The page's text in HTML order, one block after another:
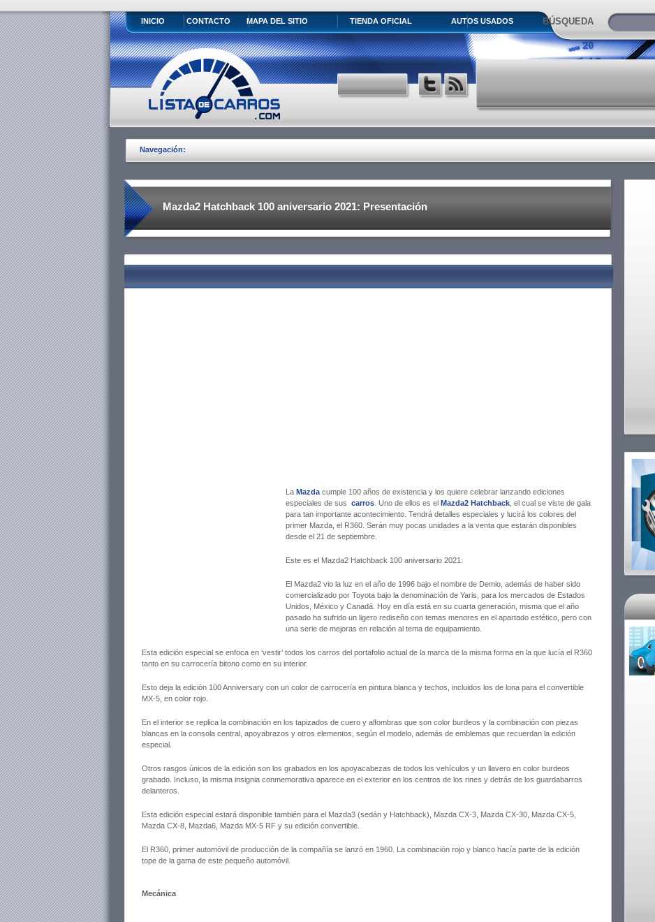
INICIO CONTACTO MAPA DEL SITIO TIENDA OFICIAL AUTOS USADOS BÚSQUEDA
Navegación:
Mazda2 Hatchback 100 aniversario 2021: Presentación
La Mazda cumple 100 años de existencia y los quiere celebrar lanzando ediciones
especiales de sus carros . Uno de ellos es el Mazda2 Hatchback , el cual se viste de gala
para tan importante acontecimiento. Tendrá detalles especiales y lucirá los colores del
primer Mazda, el R360. Serán muy pocas unidades a la venta que estarán disponibles
desde el 21 de septiembre.
Este es el Mazda2 Hatchback 100 aniversario 2021:
El Mazda2 vio la luz en el año de 1996 bajo el nombre de Demio, además de haber sido
comercializado por Toyota bajo la denominación de Yaris, para los mercados de Estados
Unidos, México y Canadá. Hoy en día está en su cuarta generación, misma que el año
pasado ha sufrido un ligero rediseño con temas menores en el apartado estético, pero con
una serie de mejoras en relación al tema de equipamiento.
Esta edición especial se enfoca en ‘vestir’ todos los carros del portafolio actual de la marca de la misma forma en la que lucía el R360
tanto en su carrocería bitono como en su interior.
Esto deja la edición 100 Anniversary con un color de carrocería en pintura blanca y techos, incluidos los de lona para el convertible
MX-5, en color rojo.
En el interior se replica la combinación en los tapizados de cuero y alfombras que son color burdeos y la combinación con piezas
blancas en la consola central, apoyabrazos y otros elementos, según el modelo, además de emblemas que recuerdan la edición
especial.
Otros rasgos únicos de la edición son los grabados en los apoyacabezas de todos los vehículos y un llavero en color burdeos
grabado. Incluso, la misma insignia conmemorativa aparece en el exterior en los centros de los rines y detrás de los guardabarros
delanteros.
Esta edición especial estará disponible también para el Mazda3 (sedán y Hatchback), Mazda CX-3, Mazda CX-30, Mazda CX-5,
Mazda CX-8, Mazda6, Mazda MX-5 RF y su edición convertible.
El R360, primer automóvil de producción de la compañía se lanzó en 1960. La combinación rojo y blanco hacía parte de la edición
tope de la gama de este pequeño automóvil.
Mecánica